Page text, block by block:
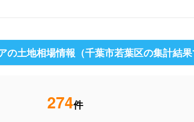
土地相場情報（千葉市若葉区の集計結
274件